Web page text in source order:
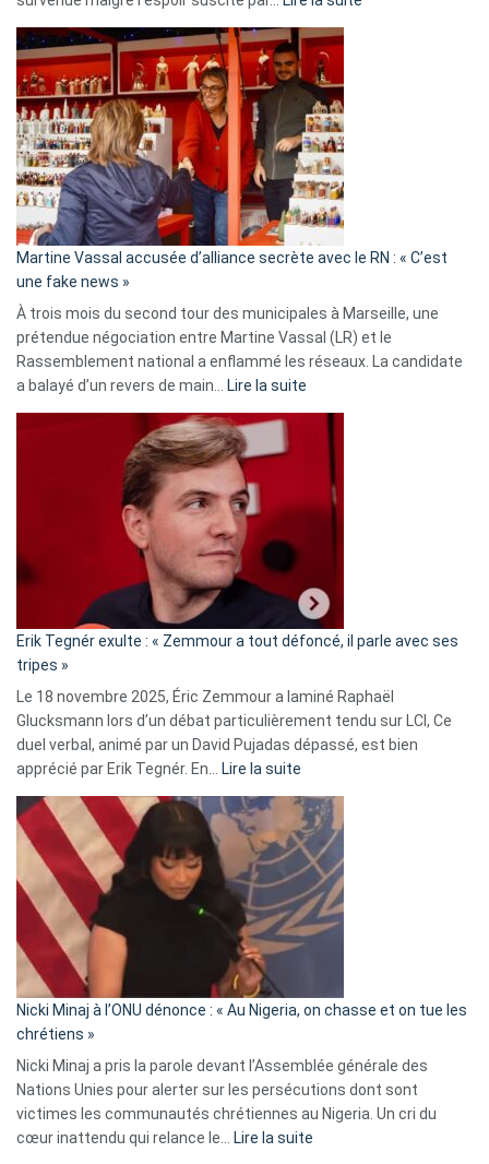
Algérie
Martine Vassal accusée d’alliance secrète avec le RN : « C’est
une fake news »
À trois mois du second tour des municipales à Marseille, une
prétendue négociation entre Martine Vassal (LR) et le
Rassemblement national a enflammé les réseaux. La candidate
a balayé d’un revers de main…
Lire la suite
d’alliance
secrète
«
C’est
fake
news
»
Erik Tegnér exulte : « Zemmour a tout défoncé, il parle avec ses
tripes »
Le 18 novembre 2025, Éric Zemmour a laminé Raphaël
Glucksmann lors d’un débat particulièrement tendu sur LCI, Ce
duel verbal, animé par un David Pujadas dépassé, est bien
apprécié par Erik Tegnér. En…
Lire la suite
Tegnér
exulte
« Zemmour
a
tout
parle
ses
tripes »
Nicki Minaj à l’ONU dénonce : « Au Nigeria, on chasse et on tue les
chrétiens »
Nicki Minaj a pris la parole devant l’Assemblée générale des
Nations Unies pour alerter sur les persécutions dont sont
victimes les communautés chrétiennes au Nigeria. Un cri du
cœur inattendu qui relance le…
Lire la suite